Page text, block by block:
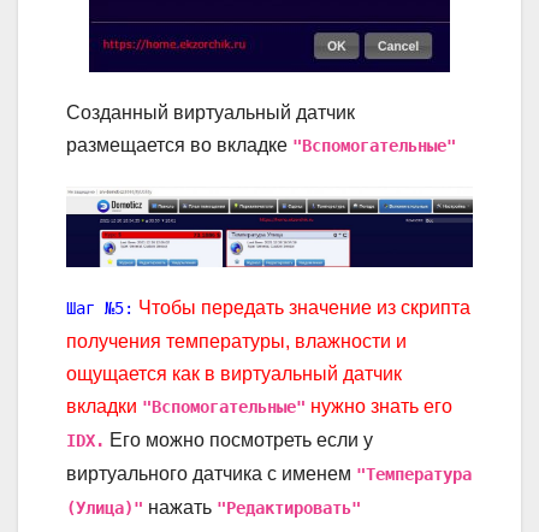
Созданный виртуальный датчик
размещается во вкладке "Вспомогательные"
Шаг №5: Чтобы передать значение из скрипта
получения температуры, влажности и
ощущается как в виртуальный датчик
вкладки "Вспомогательные" нужно знать его
IDX. Его можно посмотреть если у
виртуального датчика с именем "Температура
(Улица)" нажать "Редактировать"